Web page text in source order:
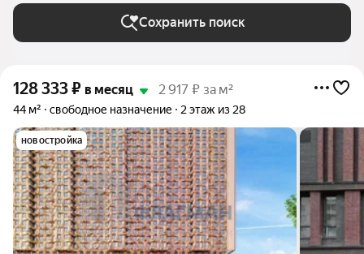
Сохранить поиск
128 333₽ в месяц 2 917 ₽ за м²
44 м² свободное назначение 2 этаж из 28
новостройка